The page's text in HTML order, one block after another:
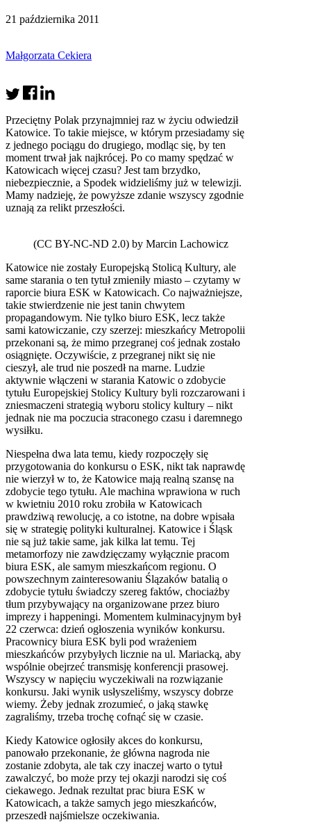
21 października 2011
Małgorzata Cekiera
Przeciętny Polak przynajmniej raz w życiu odwiedził
Katowice. To takie miejsce, w którym przesiadamy się
z jednego pociągu do drugiego, modląc się, by ten
moment trwał jak najkrócej. Po co mamy spędzać w
Katowicach więcej czasu? Jest tam brzydko,
niebezpiecznie, a Spodek widzieliśmy już w telewizji.
Mamy nadzieję, że powyższe zdanie wszyscy zgodnie
uznają za relikt przeszłości.
(CC BY-NC-ND 2.0) by Marcin Lachowicz
Katowice nie zostały Europejską Stolicą Kultury, ale
same starania o ten tytuł zmieniły miasto – czytamy w
raporcie biura ESK w Katowicach. Co najważniejsze,
takie stwierdzenie nie jest tanin chwytem
propagandowym. Nie tylko biuro ESK, lecz także
sami katowiczanie, czy szerzej: mieszkańcy Metropolii
przekonani są, że mimo przegranej coś jednak zostało
osiągnięte. Oczywiście, z przegranej nikt się nie
cieszył, ale trud nie poszedł na marne. Ludzie
aktywnie włączeni w starania Katowic o zdobycie
tytułu Europejskiej Stolicy Kultury byli rozczarowani i
zniesmaczeni strategią wyboru stolicy kultury – nikt
jednak nie ma poczucia straconego czasu i daremnego
wysiłku.
Niespełna dwa lata temu, kiedy rozpoczęły się
przygotowania do konkursu o ESK, nikt tak naprawdę
nie wierzył w to, że Katowice mają realną szansę na
zdobycie tego tytułu. Ale machina wprawiona w ruch
w kwietniu 2010 roku zrobiła w Katowicach
prawdziwą rewolucję, a co istotne, na dobre wpisała
się w strategię polityki kulturalnej. Katowice i Śląsk
nie są już takie same, jak kilka lat temu. Tej
metamorfozy nie zawdzięczamy wyłącznie pracom
biura ESK, ale samym mieszkańcom regionu. O
powszechnym zainteresowaniu Ślązaków batalią o
zdobycie tytułu świadczy szereg faktów, chociażby
tłum przybywający na organizowane przez biuro
imprezy i happeningi. Momentem kulminacyjnym był
22 czerwca: dzień ogłoszenia wyników konkursu.
Pracownicy biura ESK byli pod wrażeniem
mieszkańców przybyłych licznie na ul. Mariacką, aby
wspólnie obejrzeć transmisję konferencji prasowej.
Wszyscy w napięciu wyczekiwali na rozwiązanie
konkursu. Jaki wynik usłyszeliśmy, wszyscy dobrze
wiemy. Żeby jednak zrozumieć, o jaką stawkę
zagraliśmy, trzeba trochę cofnąć się w czasie.
Kiedy Katowice ogłosiły akces do konkursu,
panowało przekonanie, że główna nagroda nie
zostanie zdobyta, ale tak czy inaczej warto o tytuł
zawalczyć, bo może przy tej okazji narodzi się coś
ciekawego. Jednak rezultat prac biura ESK w
Katowicach, a także samych jego mieszkańców,
przeszedł najśmielsze oczekiwania.